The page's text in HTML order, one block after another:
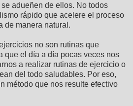
adueñen de ellos. No todos
rápido que acelere el proceso
de manera natural.
no son rutinas que
que el día a día pocas veces nos
a realizar rutinas de ejercicio o
del todo saludables. Por eso,
método que nos resulte efectivo